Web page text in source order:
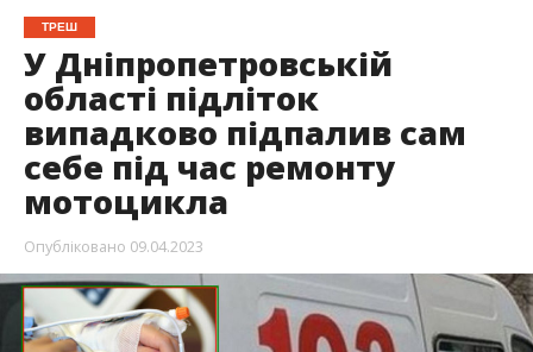
ТРЕШ
У Дніпропетровській
області підліток
випадково підпалив сам
себе під час ремонту
мотоцикла
Опубліковано 09.04.2023